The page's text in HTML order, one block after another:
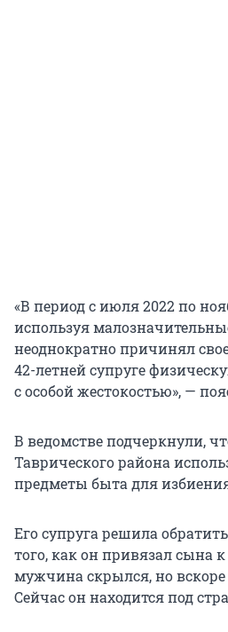
«В период с июля 2022 по
используя
неоднократно причинял
42-летнейсупруге
с особой жестокостью», —
В ведомстве подчеркнули,
Таврического района
предметы быта для
Его супруга решила
того, как он привязал сына
мужчина скрылся, но
Сейчас он находится под